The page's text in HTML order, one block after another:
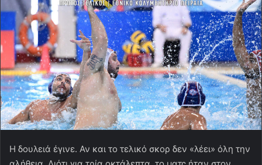
Η δουλειά έγινε. Αν και το τελικό σκορ δεν «λέει» όλη την